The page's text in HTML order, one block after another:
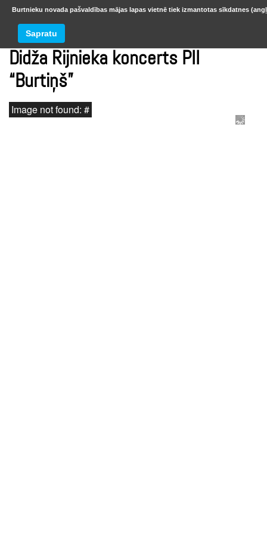
Didža Rijnieka koncerts PII
“Burtiņš”
Image not found: #
Burtnieku novada pašvaldības mājas lapas vietnē tiek izmantotas sīkdatnes
Sapratu